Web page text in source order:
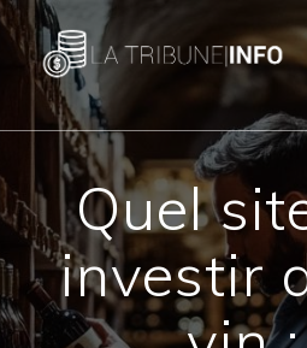
au
Quel
investir